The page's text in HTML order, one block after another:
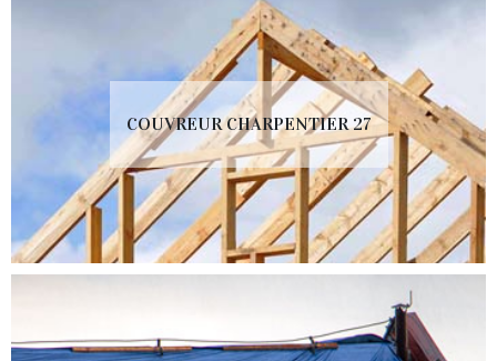
COUVREUR CHARPENTIER 27